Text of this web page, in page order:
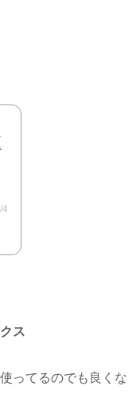
4
ス
ってるのでも良くな